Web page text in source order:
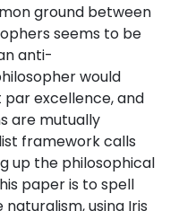
ground between
seems to be
anti-
would
excellence, and
are mutually
framework calls
up the philosophical
paper is to spell
using Iris